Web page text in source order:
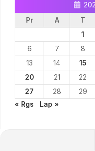
Pr
A T
1
6
7 8
13
14 15
20
21 22
27
28 29
« Rgs
Lap »